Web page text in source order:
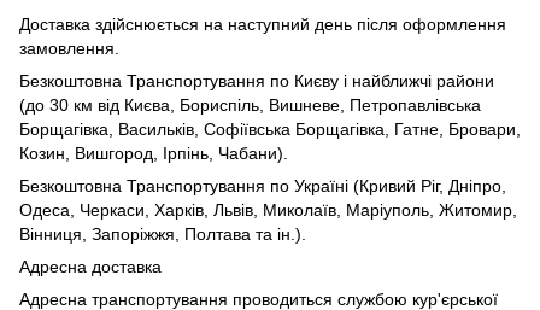
Доставка здійснюється на наступний день після оформлення
замовлення.
Безкоштовна Транспортування по Києву і найближчі райони
(до 30 км від Києва, Бориспіль, Вишневе, Петропавлівська
Борщагівка, Васильків, Софіївська Борщагівка, Гатне, Бровари,
Козин, Вишгород, Ірпінь, Чабани).
Безкоштовна Транспортування по Україні (Кривий Ріг, Дніпро,
Одеса, Черкаси, Харків, Львів, Миколаїв, Маріуполь, Житомир,
Вінниця, Запоріжжя, Полтава та ін.).
Адресна доставка
Адресна транспортування проводиться службою кур'єрської